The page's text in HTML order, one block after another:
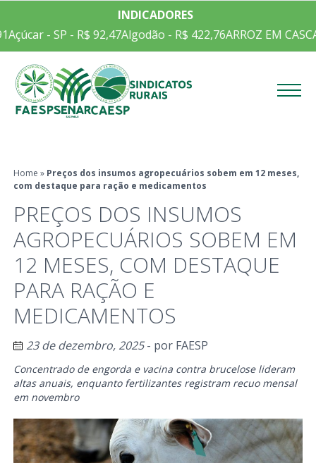
INDICADORES
Açúcar - SP - R$ 92,47Algodão - R$ 422,76ARROZ EM
Home » Preços dos insumos agropecuários sobem em 12 meses,
com destaque para ração e medicamentos
PREÇOS DOS INSUMOS
AGROPECUÁRIOS SOBEM EM
12 MESES, COM DESTAQUE
PARA RAÇÃO E
MEDICAMENTOS
23 de dezembro, 2025- por FAESP
Concentrado de engorda e vacina contra brucelose lideram
altas anuais, enquanto fertilizantes registram recuo mensal
em novembro